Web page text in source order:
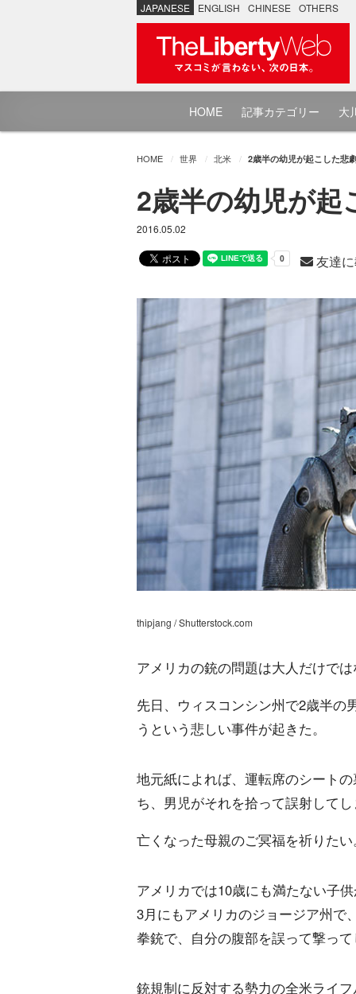
JAPANESE ENGLISH CHINESE OTHERS
HOME 記事カテゴリー 大
HOME 世界 北米 2歳半の幼児が起こした悲
2歳半の幼児が
2016.05.02
友達
thipjang / Shutterstock.com
アメリカの銃の問題は大人だけで
先日、ウィスコンシン州で2歳半の
うという悲しい事件が起きた。
地元紙によれば、運転席のシート
ち、男児がそれを拾って誤射して
亡くなった母親のご冥福を祈りた
アメリカでは10歳にも満たない子
3月にもアメリカのジョージア州で
拳銃で、自分の腹部を誤って撃っ
銃規制に反対する勢力の全米ライ